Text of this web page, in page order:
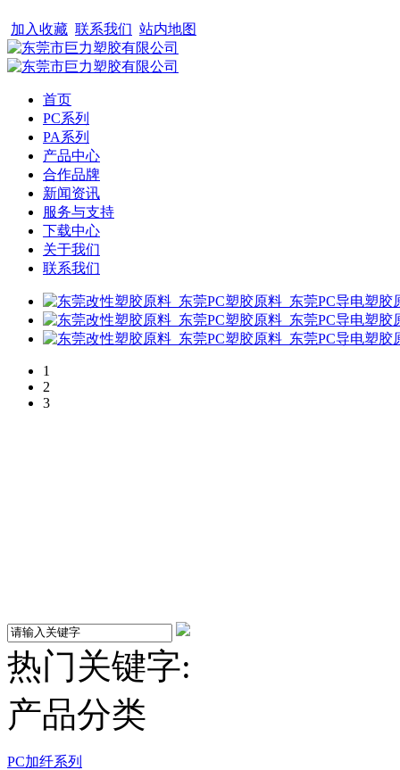
加入收藏 联系我们 站内地图
首页
PC系列
PA系列
产品中心
合作品牌
新闻资讯
服务与支持
下载中心
关于我们
联系我们
1
2
3
热门关键字:
产品分类
PC加纤系列